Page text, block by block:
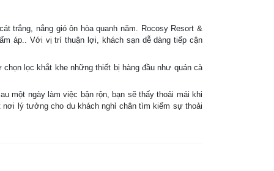
trắng, nắng gió ôn hòa quanh năm. Rocosy Resort &
áp.. Với vị trí thuận lợi, khách sạn dễ dàng tiếp cận
lọc khắt khe những thiết bị hàng đầu như quán cà
một ngày làm việc bận rộn, bạn sẽ thấy thoải mái khi
lý tưởng cho du khách nghỉ chân tìm kiếm sự thoải